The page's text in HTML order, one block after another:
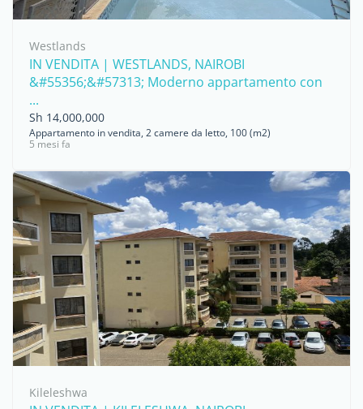
Westlands
IN VENDITA | WESTLANDS, NAIROBI
&#55356;&#57313; Moderno appartamento con
...
Sh 14,000,000
Appartamento in vendita, 2 camere da letto, 100 (m2)
5 mesi fa
Kileleshwa